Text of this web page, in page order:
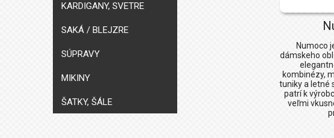
KARDIGANY, SVETRE
SAKÁ / BLEJZRE
SÚPRAVY
MIKINY
ŠATKY, ŠÁLE
Numoco
dámskeho
kombinézy,
tuniky a letné
patrí k
veľmi